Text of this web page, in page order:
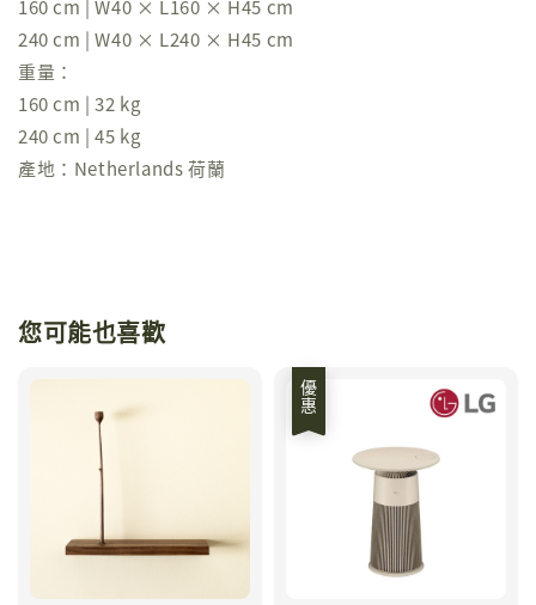
160 cm | W40 × L160 × H45 cm
240 cm | W40 × L240 × H45 cm
重量：
160 cm | 32 kg
240 cm | 45 kg
產地：Netherlands 荷蘭
您可能也喜歡
優惠